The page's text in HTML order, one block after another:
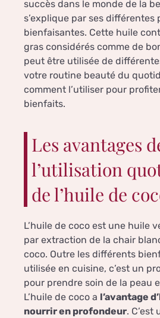
succès dans le monde de la
s’explique par ses différentes
bienfaisantes. Cette huile
gras considérés comme de
peut être utilisée de
votre routine beauté du
comment l’utiliser pour
bienfaits.
Les avantages
l’utilisation
de l’huile de
L’huile de coco est une huile
par extraction de la chair
coco. Outre les différents
utilisée en cuisine, c’est un
pour prendre soin de la peau
L’huile de coco a l’avantage
nourrir en profondeur. C’est